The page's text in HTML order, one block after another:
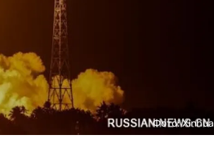
Фото: Xinhua